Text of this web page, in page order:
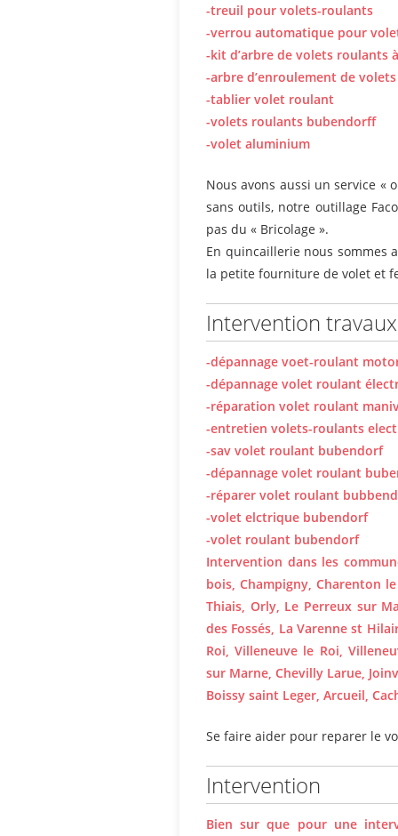
-treuil pour volets-roulants
-verrou automatique pour
-kit d’arbre de volets roulants
-arbre d’enroulement de
-tablier volet roulant
-volets roulants bubendorff
-volet aluminium
Nous avons aussi un service «
sans outils, notre outillage
pas du « Bricolage ».
En quincaillerie nous sommes
la petite fourniture de volet et
Intervention
-dépannage voet-roulant
-dépannage volet roulant
-réparation volet roulant
-entretien volets-roulants
-sav volet roulant bubendorf
-dépannage volet roulant
-réparer volet roulant
-volet elctrique bubendorf
-volet roulant bubendorf
Intervention dans les
bois, Champigny, Charenton
Thiais, Orly, Le Perreux sur
des Fossés, La Varenne st
Roi, Villeneuve le Roi,
sur Marne, Chevilly Larue,
Boissy saint Leger, Arcueil,
Se faire aider pour reparer le
Intervention
Bien sur que pour une